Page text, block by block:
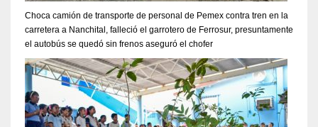
Choca camión de transporte de personal de Pemex contra tren en la
carretera a Nanchital, falleció el garrotero de Ferrosur, presuntamente
el autobús se quedó sin frenos aseguró el chofer